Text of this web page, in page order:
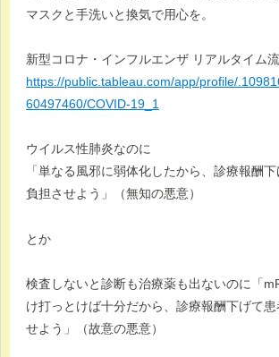
マスクと手洗いと換気で用心を。
新型コロナ・インフルエンザ リアルタイム
https://public.tableau.com/app/profile/
60497460/COVID-19_1
ウイルス性肺炎なのに
「単なる風邪に弱体化したから、診療報酬
負担させよう」（無知の悪意）
とか
検査しないと診断も治療薬も出ないのに「
け打っとけば十分だから、診療報酬下げて患
せよう」（故意の悪意）